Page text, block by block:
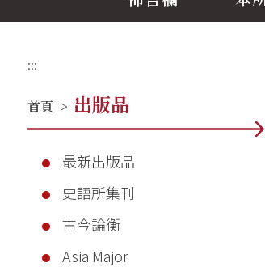
:::
首頁 > 出版品
最新出版品
史語所集刊
古今論衡
Asia Major